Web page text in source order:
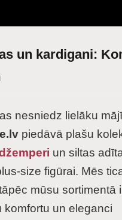
un kardigani:
nesniedz lielāku
piedāvā plašu
un siltas
size figūrai. Mēs
mūsu sortimentā
komfortu un eleganci